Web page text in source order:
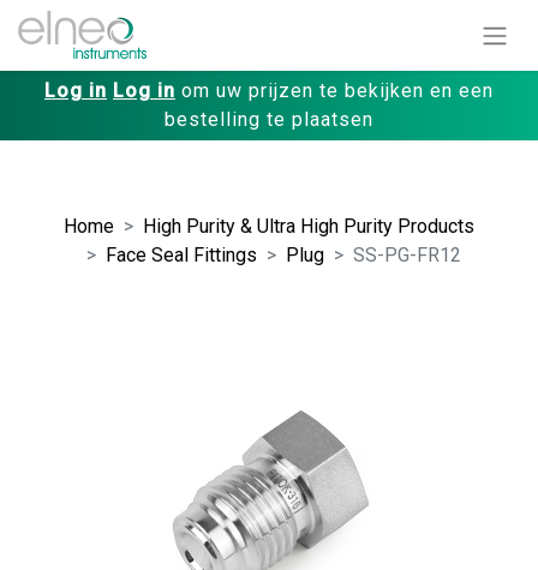
Log in Log in om uw prijzen te bekijken en een
bestelling te plaatsen
Home
High Purity & Ultra High Purity Products
Face Seal Fittings
Plug SS-PG-FR12